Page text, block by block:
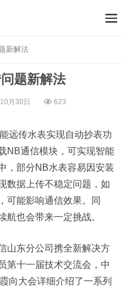
新解法
题新解法
月30日 623
远传水表实现自动抄表功
NB通信模块，可实现智能
，部分NB水表容易因安装
数据上传不稳定问题，如
可能影响通信效果。同
航也会带来一定挑战。
山东分公司携全新解决方
第十一届技术交流会，中
向大会详细介绍了一系列